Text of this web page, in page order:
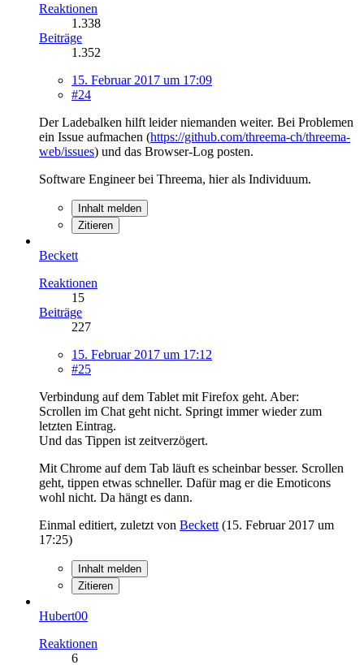
Reaktionen
1.338
Beiträge
1.352
15. Februar 2017 um 17:09
#24
Der Ladebalken hilft leider niemanden weiter. Bei Problemen
ein Issue aufmachen (https://github.com/threema-ch/threema-
web/issues) und das Browser-Log posten.
Software Engineer bei Threema, hier als Individuum.
Inhalt melden
Zitieren
Beckett
Reaktionen
15
Beiträge
227
15. Februar 2017 um 17:12
#25
Verbindung auf dem Tablet mit Firefox geht. Aber:
Scrollen im Chat geht nicht. Springt immer wieder zum
letzten Eintrag.
Und das Tippen ist zeitverzögert.
Mit Chrome auf dem Tab läuft es scheinbar besser. Scrollen
geht, tippen etwas schneller. Dafür mag er die Emoticons
wohl nicht. Da hängt es dann.
Einmal editiert, zuletzt von Beckett (15. Februar 2017 um
17:25)
Inhalt melden
Zitieren
Hubert00
Reaktionen
6